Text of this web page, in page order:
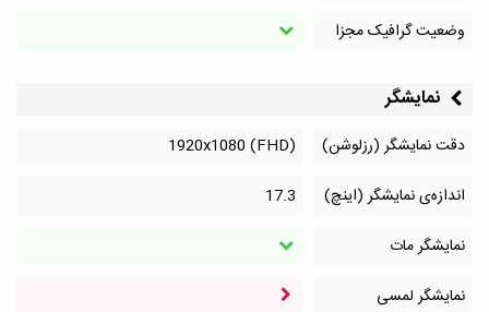
وضعیت گرافیک مجزا
نمایشگر
دقت نمایشگر (رزلوشن)
1920x1080 (FHD)
اندازه‌ی نمایشگر (اینچ)
17.3
نمایشگر مات
نمایشگر لمسی